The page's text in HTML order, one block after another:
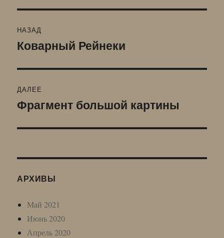
по
НАЗАД
Предыдущая
Коварный Рейнеки
ДАЛЕЕ
Следующая
Фрагмент большой картины
АРХИВЫ
Май 2021
Июнь 2020
Апрель 2020